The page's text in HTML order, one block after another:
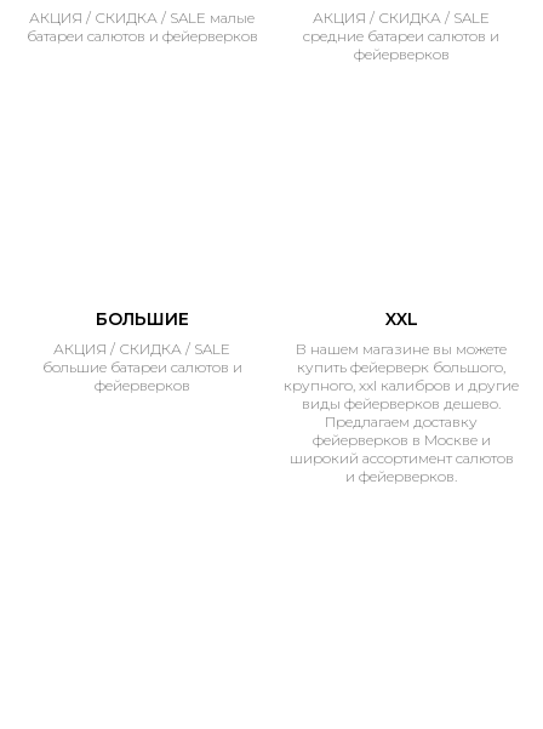
АКЦИЯ / СКИДКА / SALE малые
батареи салютов и фейерверков
АКЦИЯ / СКИДКА / SALE
средние батареи салютов и
фейерверков
БОЛЬШИЕ
АКЦИЯ / СКИДКА / SALE
большие батареи салютов и
фейерверков
XXL
В нашем магазине вы можете
купить фейерверк большого,
крупного, xxl калибров и другие
виды фейерверков дешево.
Предлагаем доставку
фейерверков в Москве и
широкий ассортимент салютов
и фейерверков.